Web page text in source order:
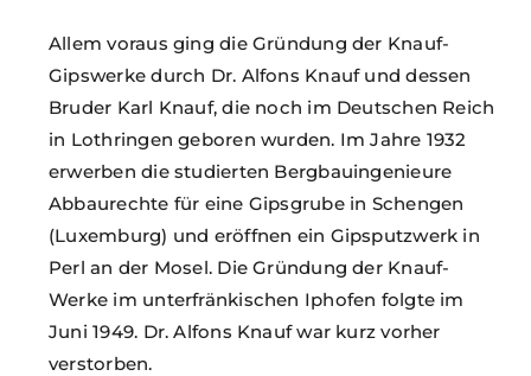
Allem voraus ging die Gründung der Knauf-
Gipswerke durch Dr. Alfons Knauf und dessen
Bruder Karl Knauf, die noch im Deutschen Reich
in Lothringen geboren wurden. Im Jahre 1932
erwerben die studierten Bergbauingenieure
Abbaurechte für eine Gipsgrube in Schengen
(Luxemburg) und eröffnen ein Gipsputzwerk in
Perl an der Mosel. Die Gründung der Knauf-
Werke im unterfränkischen Iphofen folgte im
Juni 1949. Dr. Alfons Knauf war kurz vorher
verstorben.